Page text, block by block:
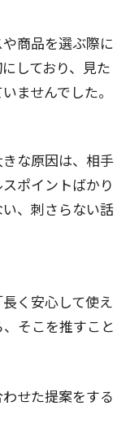
商品を選ぶ際に
しており、見た
ませんでした。
な原因は、相手
ポイントばかり
、刺さらない話
く安心して使え
そこを推すこと
せた提案をする